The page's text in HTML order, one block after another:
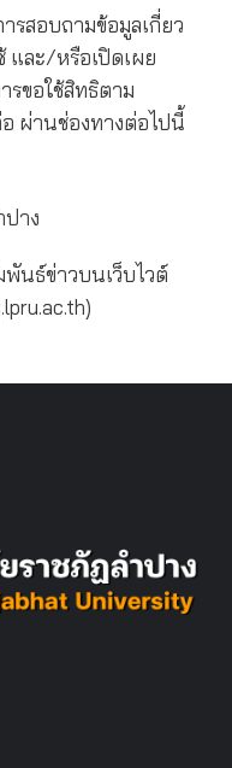
รสอบถามข้อมูลเกี่ยว
และ/หรือเปิดเผย
รขอใช้สิทธิตาม
ผ่านช่องทางต่อไปนี้
ปาง
นธ์ข่าวบนเว็บไวต์